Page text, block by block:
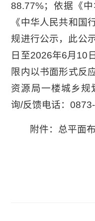
88.77%；依据《
《中华人民共和国
规进行公示，此公
日至2026年6月10
限内以书面形式反
资源局一楼城乡规
询/反馈电话：
附件：总平面